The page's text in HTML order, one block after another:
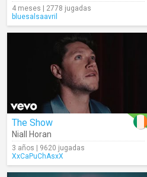
4 meses | 2778 jugadas
bluesalsaavril
The Show
Niall Horan
3 años | 9620 jugadas
XxCaPuChAsxX